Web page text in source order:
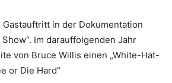
in der Dokumentation
Show“. Im darauffolgenden Jahr
von Bruce Willis einen „White-Hat-
or Die Hard“